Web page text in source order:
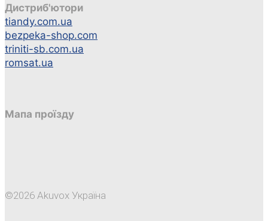
Дистриб'ютори
tiandy.com.ua
bezpeka-shop.com
triniti-sb.com.ua
romsat.ua
Мапа проїзду
©2026 Akuvox Україна